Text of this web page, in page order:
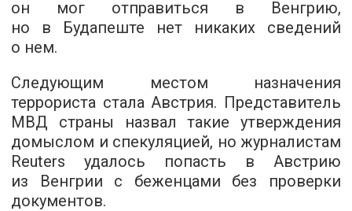
он мог отправиться в Венгрию,
но в Будапеште нет никаких сведений
о нем.
Следующим местом назначения
террориста стала Австрия. Представитель
МВД страны назвал такие утверждения
домыслом и спекуляцией, но журналистам
Reuters удалось попасть в Австрию
из Венгрии с беженцами без проверки
документов.